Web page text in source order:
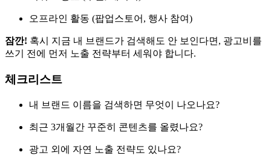
오프라인 활동 (팝업스토어, 행사 참여)
잠깐! 혹시 지금 내 브랜드가 검색해도 안 보인다면, 광고비를
쓰기 전에 먼저 노출 전략부터 세워야 합니다.
체크리스트
내 브랜드 이름을 검색하면 무엇이 나오나요?
최근 3개월간 꾸준히 콘텐츠를 올렸나요?
광고 외에 자연 노출 전략도 있나요?